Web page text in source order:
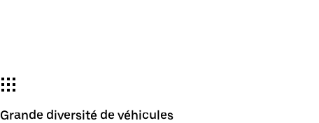
Grande diversité de véhicules